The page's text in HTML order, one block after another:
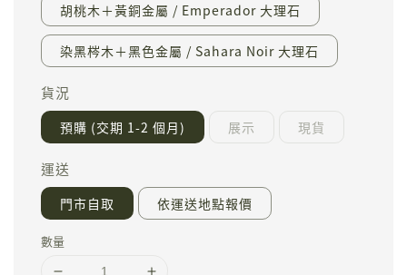
胡桃木＋黃銅金屬 / Emperador 大理石
染黑梣木＋黑色金屬 / Sahara Noir 大理石
貨況
預購 (交期 1-2 個月) 展示 現貨
運送
門市自取 依運送地點報價
數量